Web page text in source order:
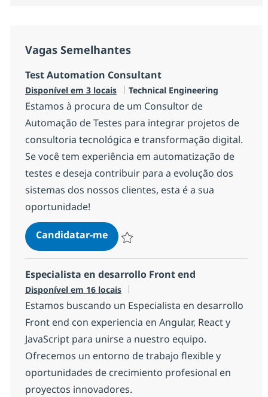
Vagas Semelhantes
Test Automation Consultant
Disponível em 3 locais Categoria
Technical Engineering
Estamos à procura de um Consultor de
Automação de Testes para integrar projetos de
consultoria tecnológica e transformação digital.
Se você tem experiência em automatização de
testes e deseja contribuir para a evolução dos
sistemas dos nossos clientes, esta é a sua
oportunidade!
Candidatar-meTest Automation Consultant
Especialista en desarrollo Front end
Disponível em 16 locais
Estamos buscando un Especialista en desarrollo
Front end con experiencia en Angular, React y
JavaScript para unirse a nuestro equipo.
Ofrecemos un entorno de trabajo flexible y
oportunidades de crecimiento profesional en
proyectos innovadores.